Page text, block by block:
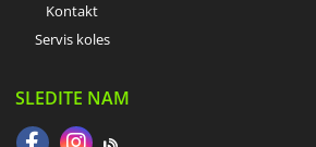
Kontakt
Servis koles
SLEDITE NAM